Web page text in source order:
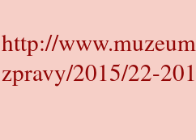
http://
zpravy/2015/22-